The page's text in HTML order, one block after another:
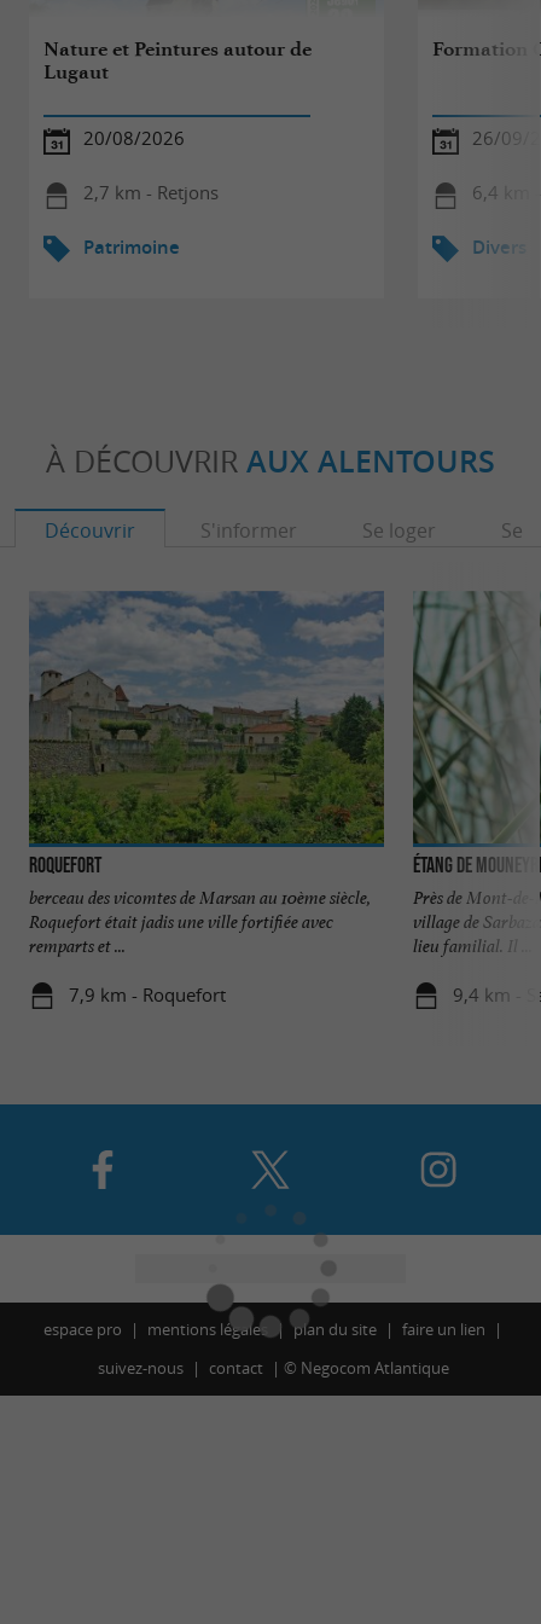
Nature et Peintures autour de
Lugaut
20/08/2026
2,7 km - Retjons
Patrimoine
Formation
26/09/
6,4 km
Divers
À DÉCOUVRIR AUX ALENTOURS
Découvrir S'informer Se loger Se
Roquefort
berceau des vicomtes de Marsan au 10ème siècle,
Roquefort était jadis une ville fortifiée avec
remparts et ...
7,9 km - Roquefort
Étang de
Près de Mont-
village de
lieu familial. Il ...
9,4 km -
espace pro mentions légales plan du site
faire un lien
suivez-nous
contact © Negocom Atlantique